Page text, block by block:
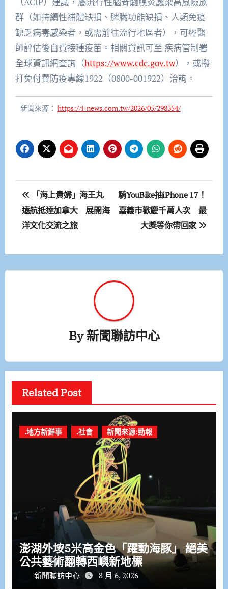
群（如持續性補體缺損、脾臟功能缺損、人類免疫
缺乏病毒感染者，或需前往流行地區者），可經醫
師評估後自費接種疫苗。相關資訊可至 疾病管制署
全球資訊網查詢（https://www.cdc.gov.tw），或撥
打免付費防疫專線1922（0800-001922）洽詢。
新聞來源： https://i-news.com.tw/2026/05/298354/
文
章
導
覽
「海上貴婦」海王丸
遠航抵達加拿大 展開海
洋文化交流之旅
騎YouBike抽iPhone 17！
嘉義市歡慶千萬人次 最
大獎等你帶回家
By新聞聯訪中心
Related Post
.地方新鮮事 .社會 新聞來源:勁報
澎湖外垵5米高金色「躍動海豚」 絕美
公共藝術翻轉西嶼新地標
新聞聯訪中心 8 月 6, 2026